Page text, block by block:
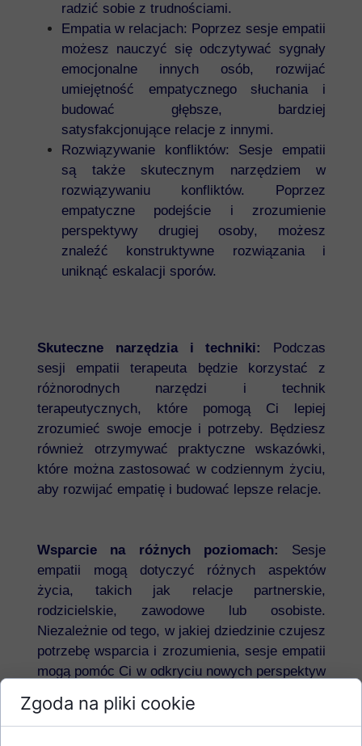
radzić sobie z trudnościami.
Empatia w relacjach: Poprzez sesje empatii
możesz nauczyć się odczytywać sygnały
emocjonalne innych osób, rozwijać
umiejętność empatycznego słuchania i
budować głębsze, bardziej
satysfakcjonujące relacje z innymi.
Rozwiązywanie konfliktów: Sesje empatii
są także skutecznym narzędziem w
rozwiązywaniu konfliktów. Poprzez
empatyczne podejście i zrozumienie
perspektywy drugiej osoby, możesz
znaleźć konstruktywne rozwiązania i
uniknąć eskalacji sporów.
Skuteczne narzędzia i techniki:
Podczas
sesji empatii terapeuta będzie korzystać z
różnorodnych narzędzi i technik
terapeutycznych, które pomogą Ci lepiej
zrozumieć swoje emocje i potrzeby. Będziesz
również otrzymywać praktyczne wskazówki,
które można zastosować w codziennym życiu,
aby rozwijać empatię i budować lepsze relacje.
Wsparcie na różnych poziomach: Sesje
empatii mogą dotyczyć różnych aspektów
życia, takich jak relacje partnerskie,
rodzicielskie, zawodowe lub osobiste.
Niezależnie od tego, w jakiej dziedzinie czujesz
potrzebę wsparcia i zrozumienia, sesje empatii
mogą pomóc Ci w odkryciu nowych perspektyw
Zgoda na pliki cookie